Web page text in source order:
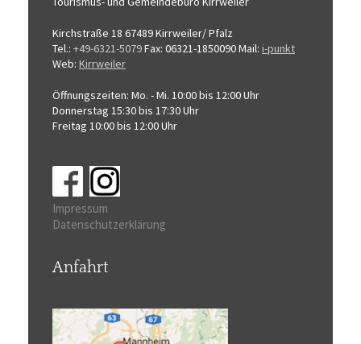
Kirchstraße 18 67489 Kirrweiler/ Pfalz
Tel.: +49-6321-5079Fax: 06321-1850090Mail: i-punkt
Web: Kirrweiler
Öffnungszeiten: Mo. - Mi. 10:00 bis 12:00 Uhr
Donnerstag 15:30 bis 17:30 Uhr
Freitag 10:00 bis 12:00 Uhr
Impressum
Datenschutzerklärung
Anfahrt